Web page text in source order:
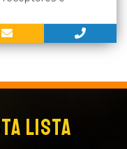
LISTA